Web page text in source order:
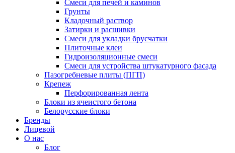
Смеси для печей и каминов
Грунты
Кладочный раствор
Затирки и расшивки
Смеси для укладки брусчатки
Плиточные клеи
Гидроизоляционные смеси
Смеси для устройства штукатурного фасада
Пазогребневые плиты (ПГП)
Крепеж
Перфорированная лента
Блоки из ячеистого бетона
Белорусские блоки
Бренды
Лицевой
О нас
Блог